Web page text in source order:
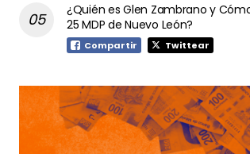
¿Quién es Glen Zambrano y
25 MDP de Nuevo León?
Compartir Twittear